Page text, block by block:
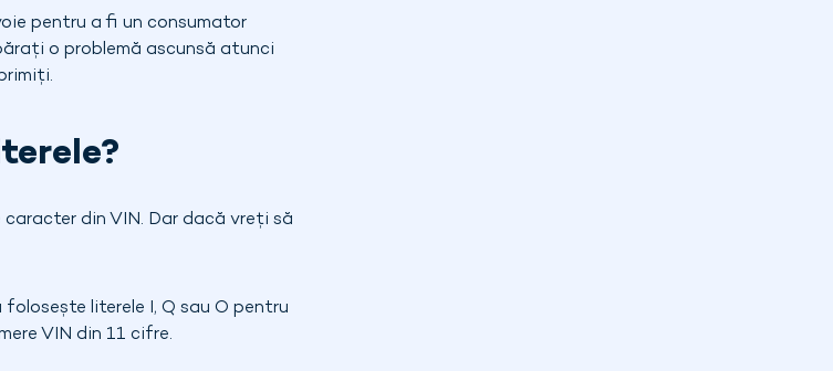
pentru a fi un consumator
o problemă ascunsă atunci
din VIN. Dar dacă vreți să
literele I, Q sau O pentru
VIN din 11 cifre.